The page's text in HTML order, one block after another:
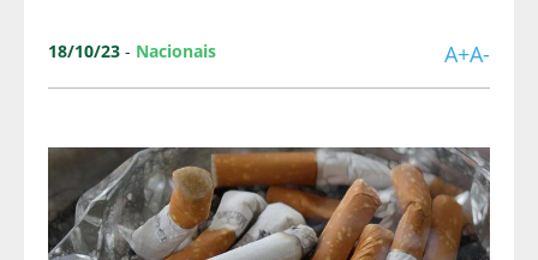
18/10/23 - Nacionais A+A-